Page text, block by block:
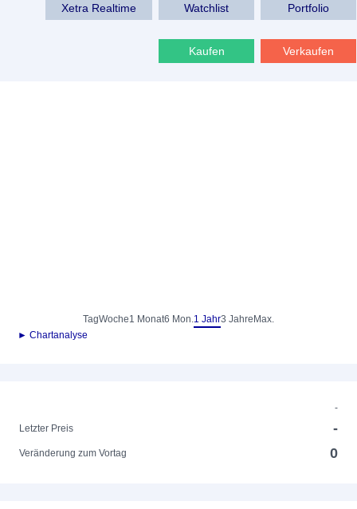
Xetra Realtime Watchlist Portfolio
Kaufen Verkaufen
TagWoche1 Monat6 Mon.1 Jahr3 Jahre Max.
► Chartanalyse
-
Letzter Preis
-
Veränderung zum Vortag 0